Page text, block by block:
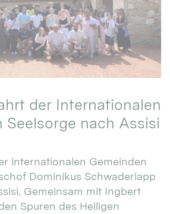
der Internationalen
Seelsorge nach Assisi
internationalen Gemeinden
Dominikus Schwaderlapp
Gemeinsam mit Ingbert
Spuren des Heiligen